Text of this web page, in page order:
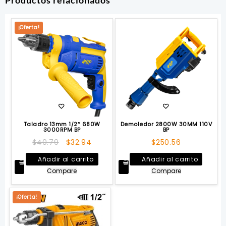
¡Oferta!
Taladro 13mm 1/2″ 680W
3000RPM BP
$40.79
El
precio
original
era:
$40.79.
$32.94
precio
actual
$32.94.
Añadir al carrito
Compare
Demoledor 2800W 30MM 110V
BP
$250.56
Añadir al carrito
Compare
¡Oferta!